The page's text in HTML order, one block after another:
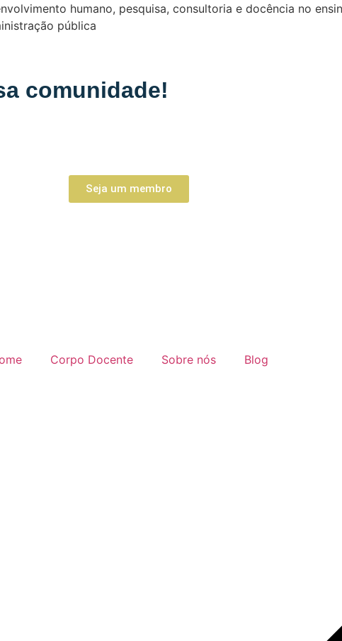
humano, pesquisa, consultoria e docência no
pública
comunidade!
Seja um membro
Corpo Docente Sobre nós Blog